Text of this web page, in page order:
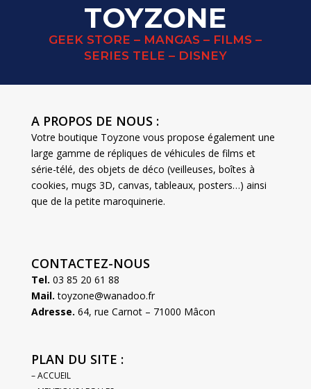
TOYZONE
GEEK STORE – MANGAS – FILMS –
SERIES TELE – DISNEY
A PROPOS DE NOUS :
Votre boutique Toyzone vous propose également une
large gamme de répliques de véhicules de films et
série-télé, des objets de déco (veilleuses, boîtes à
cookies, mugs 3D, canvas, tableaux, posters…) ainsi
que de la petite maroquinerie.
CONTACTEZ-NOUS
Tel. 03 85 20 61 88
Mail. toyzone@wanadoo.fr
Adresse. 64, rue Carnot – 71000 Mâcon
PLAN DU SITE :
– ACCUEIL